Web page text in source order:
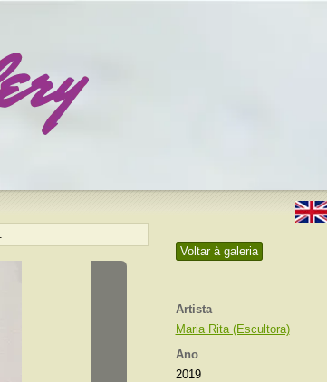
Voltar à galeria
Artista
Maria Rita (Escultora)
Ano
2019